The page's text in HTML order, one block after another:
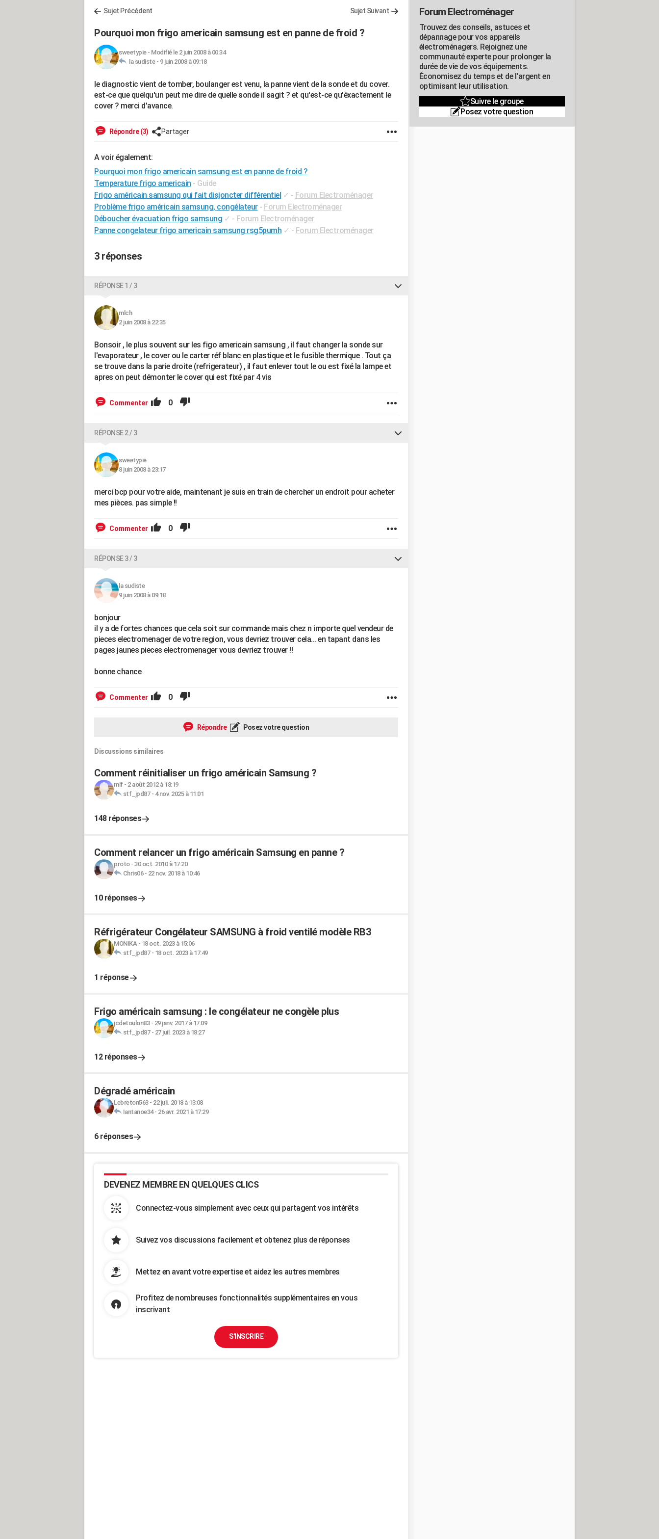
Sujet Précédent Sujet Suivant
Pourquoi mon frigo americain samsung est en panne de froid ?
sweetypie- Modifié le 2 juin 2008 à 00:34
la sudiste - 9 juin 2008 à 09:18
le diagnostic vient de tomber, boulanger est venu, la panne vient de la sonde et du cover.
est-ce que quelqu'un peut me dire de quelle sonde il sagit ? et qu'est-ce qu'éxactement le
cover ? merci d'avance.
Répondre (3) Partager
A voir également:
Pourquoi mon frigo americain samsung est en panne de froid ?
Temperature frigo americain - Guide
Frigo américain samsung qui fait disjoncter différentiel ✓ - Forum Electroménager
Problème frigo américain samsung, congélateur - Forum Electroménager
Déboucher évacuation frigo samsung ✓ - Forum Electroménager
Panne congelateur frigo americain samsung rsg5pumh ✓ - Forum Electroménager
3 réponses
RÉPONSE 1 / 3
mlch
2 juin 2008 à 22:35
Bonsoir , le plus souvent sur les figo americain samsung , il faut changer la sonde sur
l'evaporateur , le cover ou le carter réf blanc en plastique et le fusible thermique . Tout ça
se trouve dans la parie droite (refrigerateur) , il faut enlever tout le ou est fixé la lampe et
apres on peut démonter le cover qui est fixé par 4 vis
Commenter 0
RÉPONSE 2 / 3
sweetypie
8 juin 2008 à 23:17
merci bcp pour votre aide, maintenant je suis en train de chercher un endroit pour acheter
mes pièces. pas simple !!
Commenter 0
RÉPONSE 3 / 3
la sudiste
9 juin 2008 à 09:18
bonjour
il y a de fortes chances que cela soit sur commande mais chez n importe quel vendeur de
pieces electromenager de votre region, vous devriez trouver cela... en tapant dans les
pages jaunes pieces electromenager vous devriez trouver !!
bonne chance
Commenter 0
Répondre Posez votre question
Discussions similaires
Comment réinitialiser un frigo américain Samsung ?
mlf- 2 août 2012 à 18:19
stf_jpd87- 4 nov. 2025 à 11:01
148 réponses
Comment relancer un frigo américain Samsung en panne ?
proto- 30 oct. 2010 à 17:20
Chris06- 22 nov. 2018 à 10:46
10 réponses
Réfrigérateur Congélateur SAMSUNG à froid ventilé modèle RB3
MONIKA- 18 oct. 2023 à 15:06
stf_jpd87- 18 oct. 2023 à 17:49
1 réponse
Frigo américain samsung : le congélateur ne congèle plus
jcdetoulon83- 29 janv. 2017 à 17:09
stf_jpd87- 27 juil. 2023 à 18:27
12 réponses
Dégradé américain
Lebreton563- 22 juil. 2018 à 13:08
Iantanoe34- 26 avr. 2021 à 17:29
6 réponses
DEVENEZ MEMBRE EN QUELQUES CLICS
Connectez-vous simplement avec ceux qui partagent vos intérêts
Suivez vos discussions facilement et obtenez plus de réponses
Mettez en avant votre expertise et aidez les autres membres
Profitez de nombreuses fonctionnalités supplémentaires en vous
inscrivant
S'INSCRIRE
Forum Electroménager
Trouvez des conseils, astuces et
dépannage pour vos appareils
électroménagers. Rejoignez une
communauté experte pour prolonger la
durée de vie de vos équipements.
Économisez du temps et de l'argent en
optimisant leur utilisation.
Suivre le groupe
Posez votre question